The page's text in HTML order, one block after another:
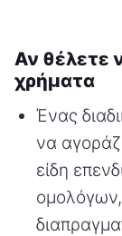
Αν θέλετε
χρήματα
Ένας
να
είδη